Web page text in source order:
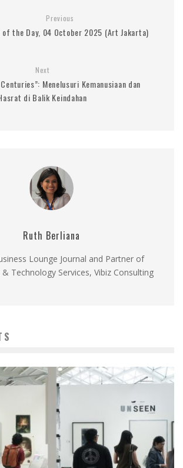
Previous
the Day, 04 October 2025 (Art Jakarta)
Next
Menelusuri Kemanusiaan dan
di Balik Keindahan
Ruth Berliana
Lounge Journal and Partner of
Technology Services, Vibiz Consulting